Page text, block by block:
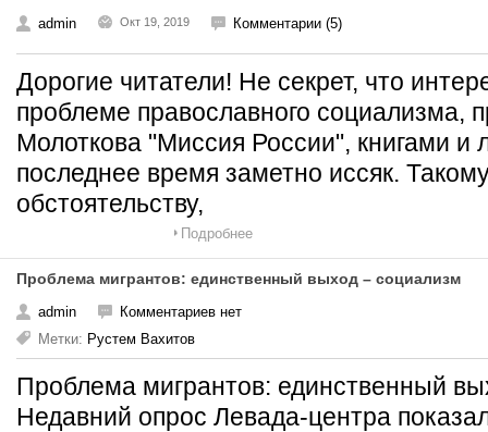
admin Окт 19, 2019 Комментарии (5)
Дорогие читатели! Не секрет, что
проблеме православного социализма,
Молоткова "Миссия России", книгами
последнее время заметно иссяк.
обстоятельству,
Подробнее
Проблема мигрантов: единственный выход – социализм
admin
Комментариев нет
Метки: Рустем Вахитов
Проблема мигрантов: единственный
Недавний опрос Левада-центра